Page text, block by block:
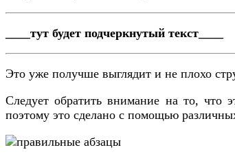
____тут будет подчеркнутый текст____
Это уже получше выглядит и не плохо
Следует обратить внимание на то, что
поэтому это сделано с помощью